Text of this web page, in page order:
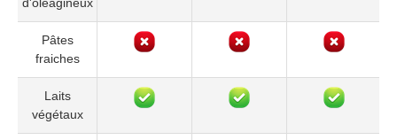
Pâtes
fraiches
Laits
végétaux